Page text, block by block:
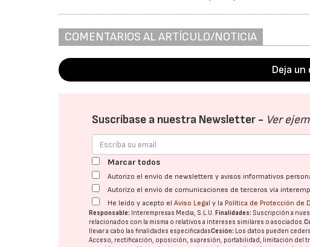
COMENTARIOS AL ARTÍCULO/NOTICIA
Deja
Suscríbase a nuestra Newsletter - Ver
Marcar todos
Autorizo el envío de newsletters y avisos informativos
Autorizo el envío de comunicaciones de terceros vía
He leído y acepto elAviso Legal y la Política de Protección de
Responsable: Interempresas Media, S.L.U.Finalidades: Suscripción a
relacionados con la misma o relativos a intereses similares o asociados.
llevar a cabo las finalidades especificadasCesión: Los datos pueden
Acceso, rectificación, oposición, supresión, portabilidad, limitación del